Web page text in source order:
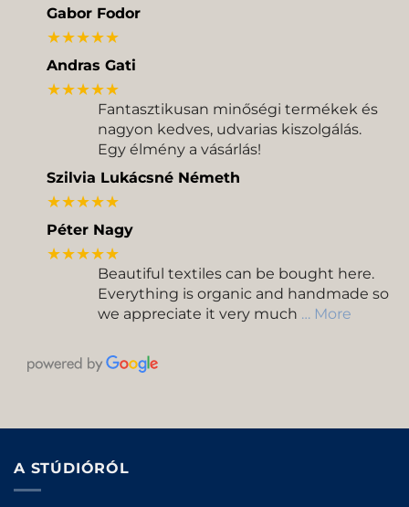
Gabor Fodor
★★★★★
Andras Gati
★★★★★
Fantasztikusan minőségi termékek és
nagyon kedves, udvarias kiszolgálás.
Egy élmény a vásárlás!
Szilvia Lukácsné Németh
★★★★★
Péter Nagy
★★★★★
Beautiful textiles can be bought here.
Everything is organic and handmade so
we appreciate it very much … More
A STÚDIÓRÓL